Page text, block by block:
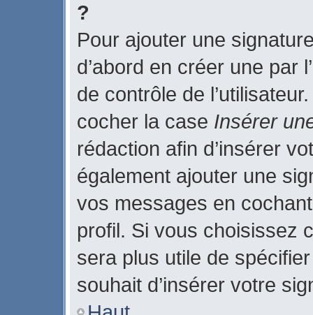
?
Pour ajouter une
d’abord en créer une par
de contrôle de
cocher la case Insérer
rédaction afin d’insérer
également ajouter une
vos messages en
profil. Si vous choisissez
sera plus utile de
souhait d’insérer votre